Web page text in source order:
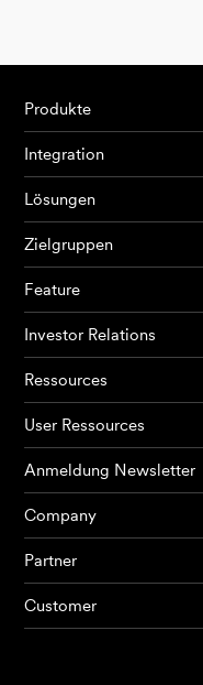
Produkte
KI Agents
Produkte
Integration
Lösungen
Zielgruppen
Feature
Investor Relations
Ressources
User Ressources
Anmeldung Newsletter
Company
Partner
Customer